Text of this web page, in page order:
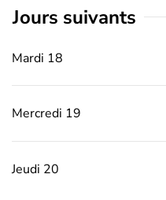
jours suivants
Mardi 18
Mercredi 19
Jeudi 20